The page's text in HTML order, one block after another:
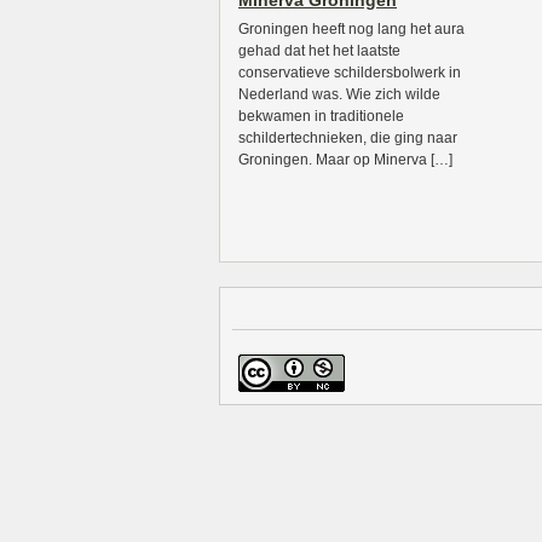
Groningen heeft nog lang het aura
gehad dat het het laatste
conservatieve schildersbolwerk in
Nederland was. Wie zich wilde
bekwamen in traditionele
schildertechnieken, die ging naar
Groningen. Maar op Minerva […]